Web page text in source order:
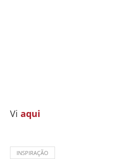
Vi aqui
INSPIRAÇÃO